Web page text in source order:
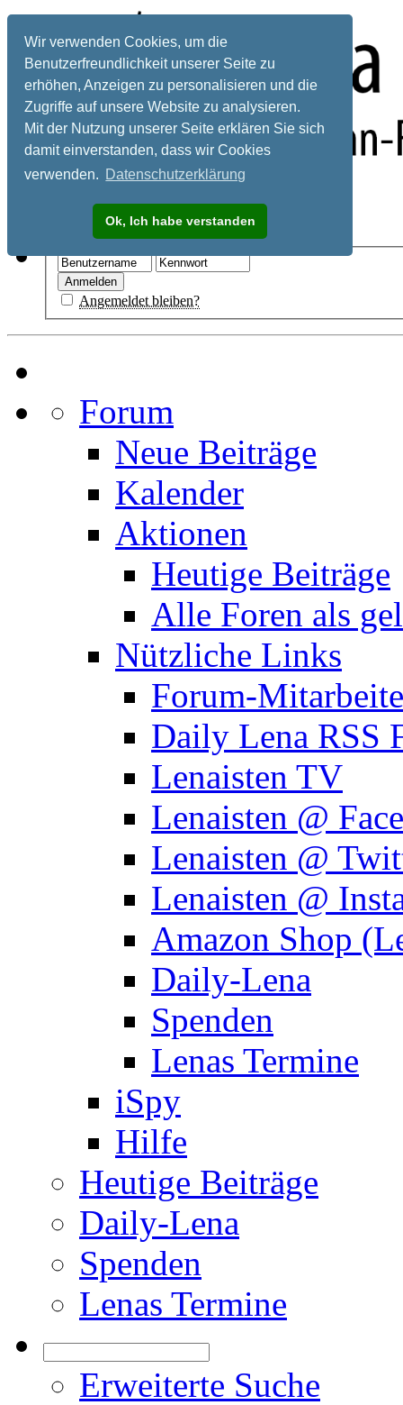
Wir verwenden Cookies, um die
Benutzerfreundlichkeit unserer Seite zu
erhöhen, Anzeigen zu personalisieren und die
Zugriffe auf unsere Website zu analysieren.
Mit der Nutzung unserer Seite erklären Sie sich
damit einverstanden, dass wir Cookies
verwenden. Datenschutzerklärung
Ok, Ich habe verstanden
Registrieren
Angemeldet bleiben?
Forum
Neue Beiträge
Kalender
Aktionen
Heutige Beiträge
Alle Foren als
Nützliche Links
Forum-
Daily Lena RSS
Lenaisten TV
Lenaisten @
Lenaisten @
Lenaisten @
Amazon Shop
Daily-Lena
Spenden
Lenas Termine
iSpy
Hilfe
Heutige Beiträge
Daily-Lena
Spenden
Lenas Termine
Erweiterte Suche